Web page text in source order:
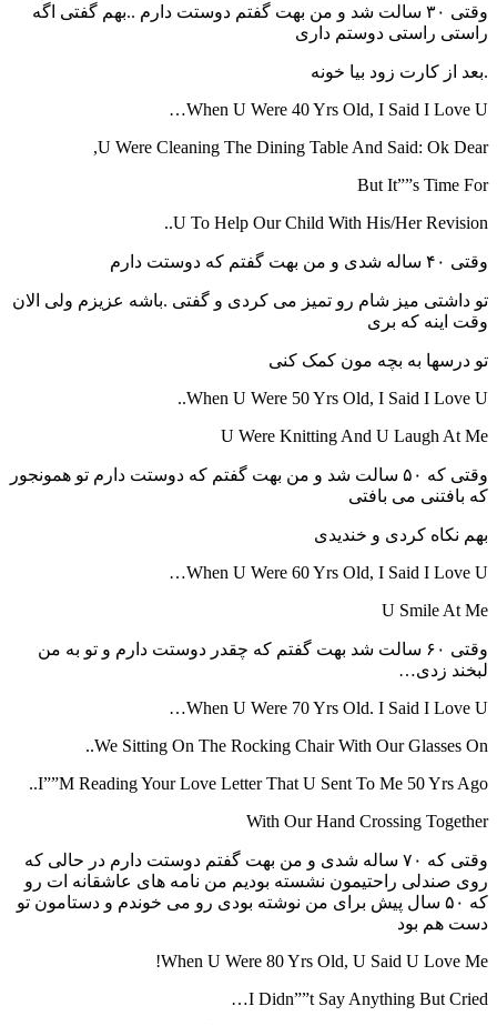
وقتی ۳۰ سالت شد و من بهت گفتم دوستت دارم ..بهم گفتی اگه
راستی راستی دوستم داری
.بعد از کارت زود بیا خونه
When U Were 40 Yrs Old, I Said I Love U…
U Were Cleaning The Dining Table And Said: Ok Dear,
But It””s Time For
U To Help Our Child With His/Her Revision..
وقتی ۴۰ ساله شدی و من بهت گفتم که دوستت دارم
تو داشتی میز شام رو تمیز می کردی و گفتی .باشه عزیزم ولی الان
وقت اینه که بری
تو درسها به بچه مون کمک کنی
When U Were 50 Yrs Old, I Said I Love U..
U Were Knitting And U Laugh At Me
وقتی که ۵۰ سالت شد و من بهت گفتم که دوستت دارم تو همونجور
که بافتنی می بافتی
بهم نکاه کردی و خندیدی
When U Were 60 Yrs Old, I Said I Love U…
U Smile At Me
وقتی ۶۰ سالت شد بهت گفتم که چقدر دوستت دارم و تو به من
لبخند زدی…
When U Were 70 Yrs Old. I Said I Love U…
We Sitting On The Rocking Chair With Our Glasses On..
I””M Reading Your Love Letter That U Sent To Me 50 Yrs Ago..
With Our Hand Crossing Together
وقتی که ۷۰ ساله شدی و من بهت گفتم دوستت دارم در حالی که
روی صندلی راحتیمون نشسته بودیم من نامه های عاشقانه ات رو
که ۵۰ سال پیش برای من نوشته بودی رو می خوندم و دستامون تو
دست هم بود
When U Were 80 Yrs Old, U Said U Love Me!
I Didn””t Say Anything But Cried…